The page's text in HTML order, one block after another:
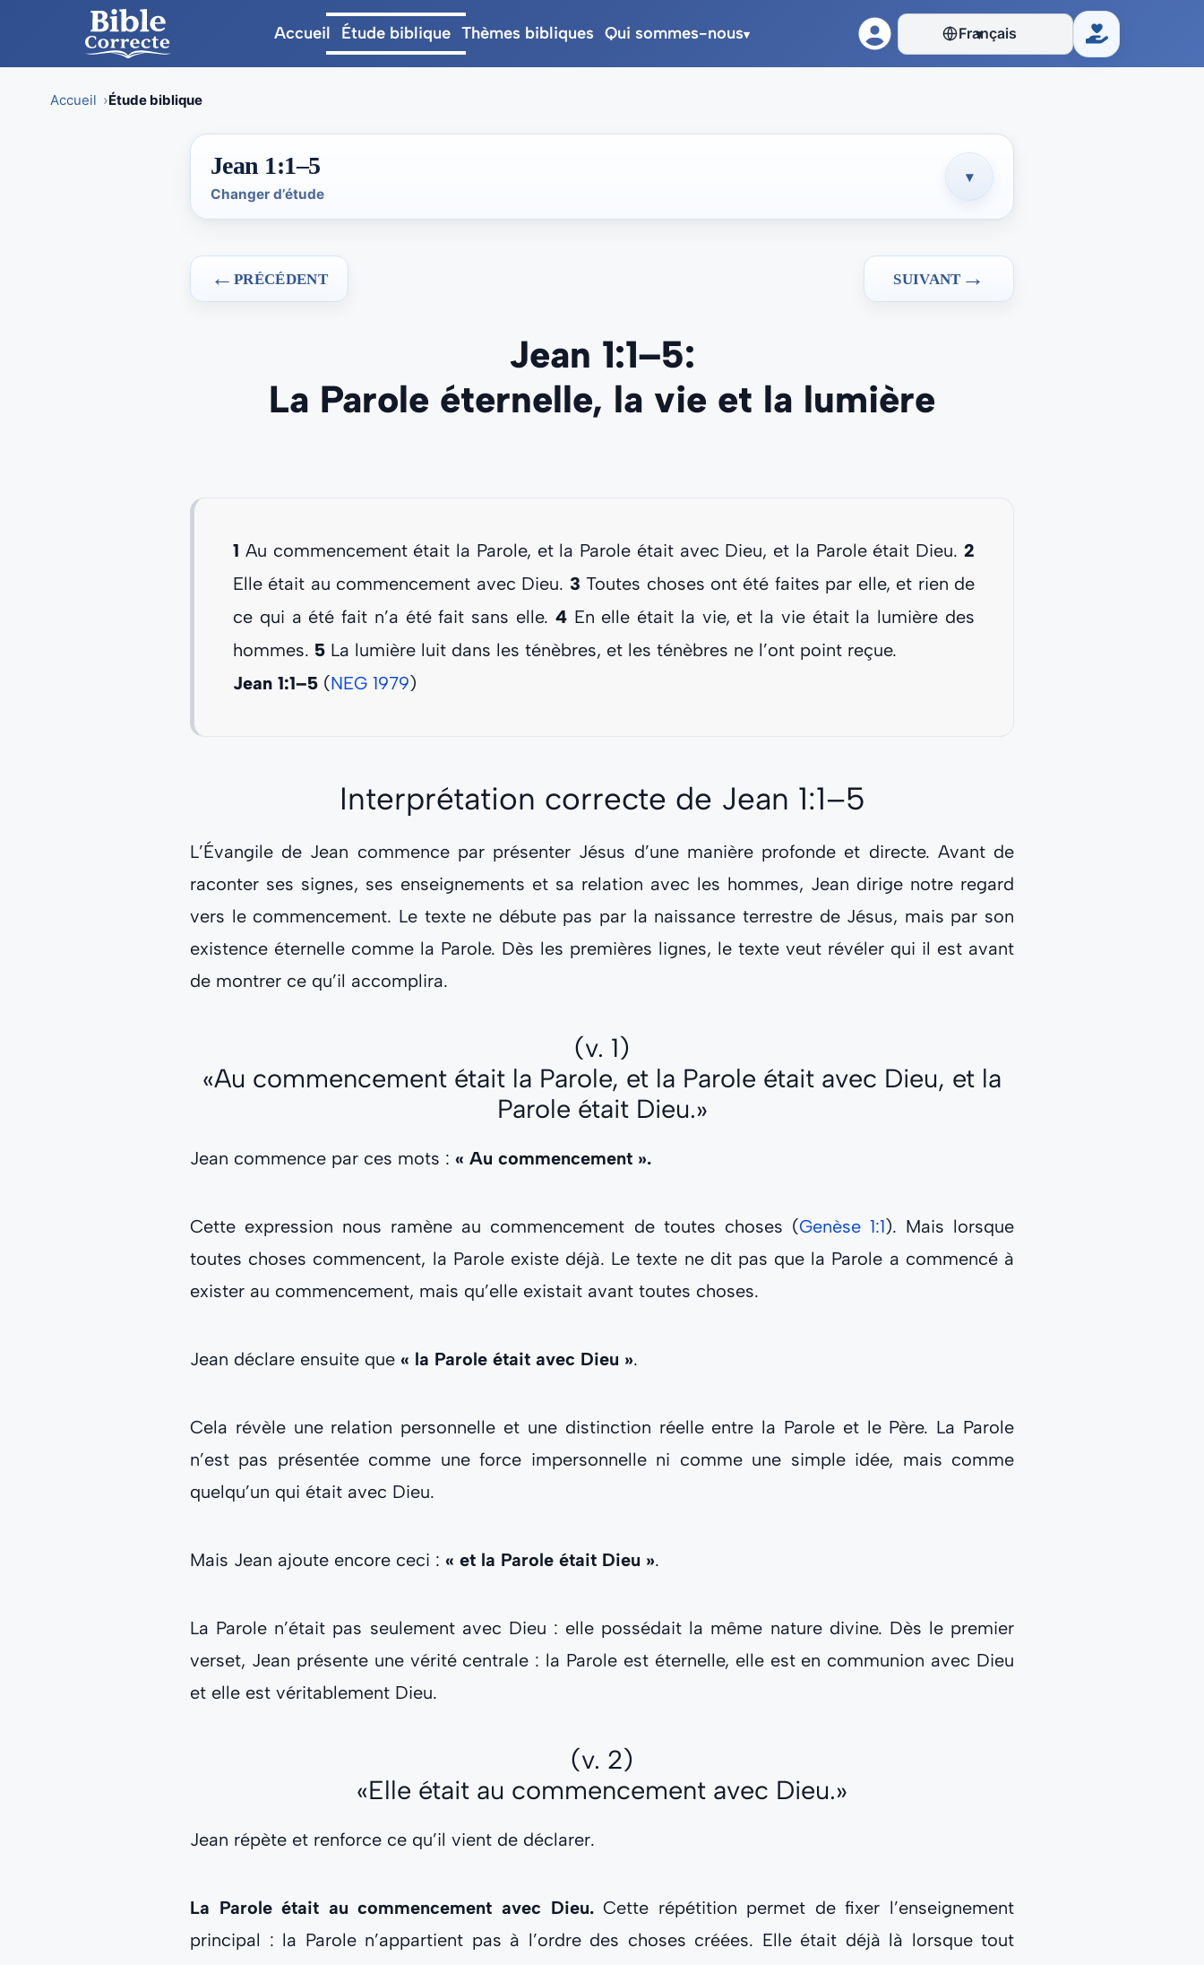
Accueil Étude biblique Thèmes bibliques Qui sommes-nous▾ Français
▾ Faire un don
Accueil Étude biblique
Jean 1:1–5
Changer d’étude
▾
←PRÉCÉDENT SUIVANT →
Jean 1:1–5:
La Parole éternelle, la vie et la lumière
1 Au commencement était la Parole, et la Parole était avec Dieu, et la Parole était Dieu. 2
Elle était au commencement avec Dieu. 3 Toutes choses ont été faites par elle, et rien de
ce qui a été fait n’a été fait sans elle. 4 En elle était la vie, et la vie était la lumière des
hommes. 5 La lumière luit dans les ténèbres, et les ténèbres ne l’ont point reçue.
Jean 1:1–5 (NEG 1979)
Interprétation correcte de Jean 1:1–5
L’Évangile de Jean commence par présenter Jésus d’une manière profonde et directe. Avant de
raconter ses signes, ses enseignements et sa relation avec les hommes, Jean dirige notre regard
vers le commencement. Le texte ne débute pas par la naissance terrestre de Jésus, mais par son
existence éternelle comme la Parole. Dès les premières lignes, le texte veut révéler qui il est avant
de montrer ce qu’il accomplira.
(v. 1)
«Au commencement était la Parole, et la Parole était avec Dieu, et la
Parole était Dieu.»
Jean commence par ces mots : « Au commencement ».
Cette expression nous ramène au commencement de toutes choses (Genèse 1:1). Mais lorsque
toutes choses commencent, la Parole existe déjà. Le texte ne dit pas que la Parole a commencé à
exister au commencement, mais qu’elle existait avant toutes choses.
Jean déclare ensuite que « la Parole était avec Dieu ».
Cela révèle une relation personnelle et une distinction réelle entre la Parole et le Père. La Parole
n’est pas présentée comme une force impersonnelle ni comme une simple idée, mais comme
quelqu’un qui était avec Dieu.
Mais Jean ajoute encore ceci : « et la Parole était Dieu ».
La Parole n’était pas seulement avec Dieu : elle possédait la même nature divine. Dès le premier
verset, Jean présente une vérité centrale : la Parole est éternelle, elle est en communion avec Dieu
et elle est véritablement Dieu.
(v. 2)
«Elle était au commencement avec Dieu.»
Jean répète et renforce ce qu’il vient de déclarer.
La Parole était au commencement avec Dieu.Cette répétition permet de fixer l’enseignement
principal : la Parole n’appartient pas à l’ordre des choses créées. Elle était déjà là lorsque tout